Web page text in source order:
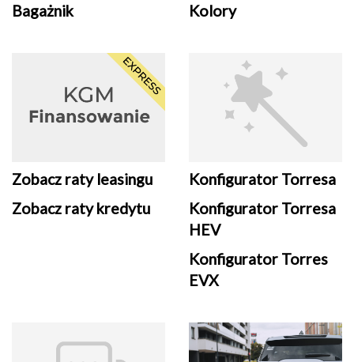
Bagażnik Kolory
Zobacz raty leasingu
Zobacz raty kredytu
Konfigurator Torresa
Konfigurator Torresa
HEV
Konfigurator Torres
EVX